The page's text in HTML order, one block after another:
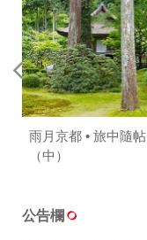
雨月京都 • 旅中隨帖
（中）
公告欄